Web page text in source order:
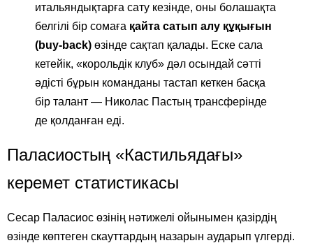
итальяндықтарға сату кезінде, оны болашақта
белгілі бір сомаға қайта сатып алу құқығын
(buy-back) өзінде сақтап қалады. Еске сала
кетейік, «корольдік клуб» дәл осындай сәтті
әдісті бұрын команданы тастап кеткен басқа
бір талант — Николас Пастың трансферінде
де қолданған еді.
Паласиостың «Кастильядағы»
керемет статистикасы
Сесар Паласиос өзінің нәтижелі ойынымен қазірдің
өзінде көптеген скауттардың назарын аударып үлгерді.